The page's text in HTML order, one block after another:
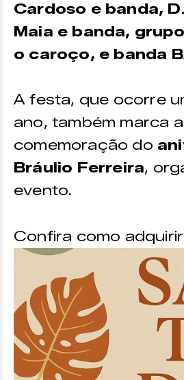
Cardoso e banda,
Maia e banda,
o caroço, e banda
A festa, que ocorre
ano, também marca a
comemoração do
Bráulio Ferreira,
evento.
Confira como